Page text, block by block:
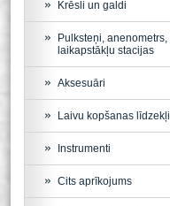
Krēsli un galdi
Pulksteņi, anenometrs,
laikapstākļu stacijas
Aksesuāri
Laivu kopšanas līdzekļi
Instrumenti
Cits aprīkojums